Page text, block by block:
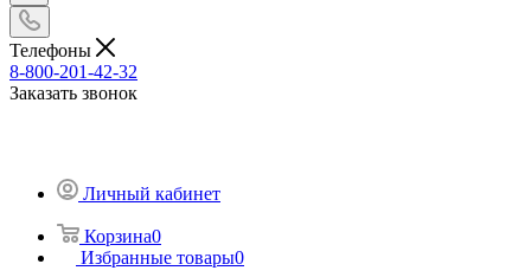
Телефоны
8-800-201-42-32
Заказать звонок
Личный кабинет
Корзина0
Избранные товары0